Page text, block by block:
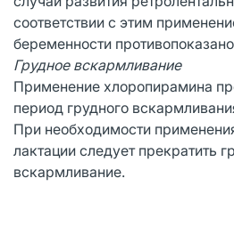
соответствии с этим
беременности
Грудное вскармливание
Применение хлоропирамина
период грудного
При необходимости
лактации следует прекратить
вскармливание.